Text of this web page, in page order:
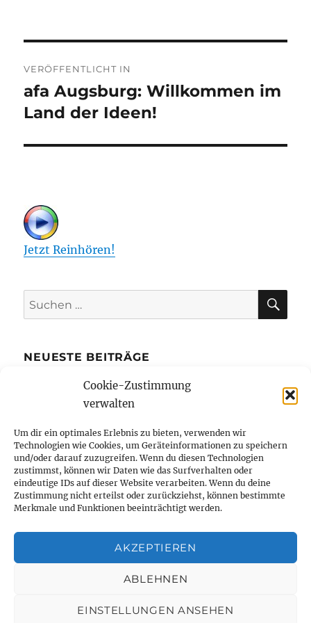
Cookie-Zustimmung
verwalten
Um dir ein optimales Erlebnis zu bieten, verwenden wir
Technologien wie Cookies, um Geräteinformationen zu speichern
und/oder darauf zuzugreifen. Wenn du diesen Technologien
zustimmst, können wir Daten wie das Surfverhalten oder
eindeutige IDs auf dieser Website verarbeiten. Wenn du deine
Zustimmung nicht erteilst oder zurückziehst, können bestimmte
Merkmale und Funktionen beeinträchtigt werden.
AKZEPTIEREN
ABLEHNEN
EINSTELLUNGEN ANSEHEN
VERÖFFENTLICHT IN
afa Augsburg: Willkommen im
Land der Ideen!
Jetzt Reinhören!
Suchen
nach:
NEUESTE BEITRÄGE
Die Kreditkarte mit Ratenzahlung bietet
Bibi Blocksberg und Benjamin Blümchen
erstmals in Braille-Schrift erhältlich
Wie kleine Unternehmer von Büros in der
Innenstadt profitieren
Tanzen hält jung – aber wieso eigentlich?
Elektrische Zigaretten